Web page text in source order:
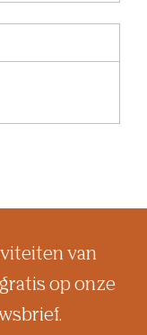
van
op onze